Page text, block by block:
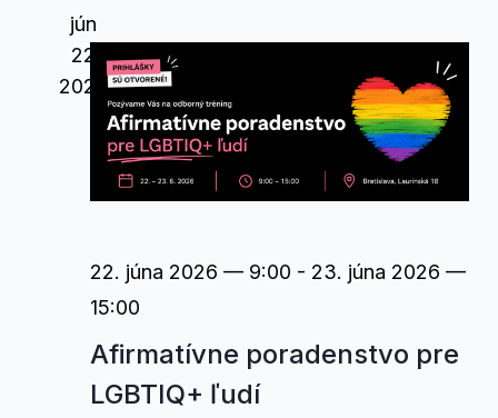
jún
22
2026
22. júna 2026 — 9:00 - 23. júna 2026 —
15:00
Afirmatívne poradenstvo pre
LGBTIQ+ ľudí